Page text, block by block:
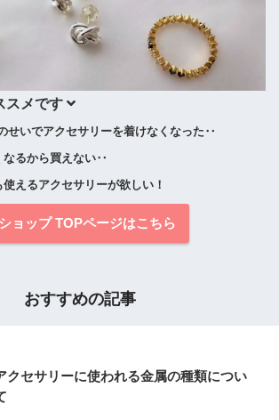
スメです
せいでアクセサリーを着けなくなった‥
なるから買えない‥
えるアクセサリーが欲しい！
ョップ TOPページはこちら
おすすめの記事
クセサリーに使われる金属の種類につい